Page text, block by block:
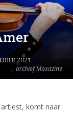
archief Maxazine
2021
artiest, komt naar